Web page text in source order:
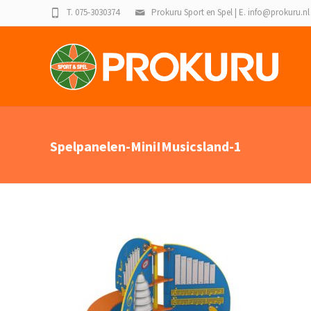
Prokuru Sport en Spel | E. info@prokuru.nl
T. 075-3030374
Spelpanelen-MiniIMusicsland-1